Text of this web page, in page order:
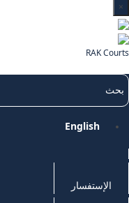
×
RAK Courts
English
الإستفسار